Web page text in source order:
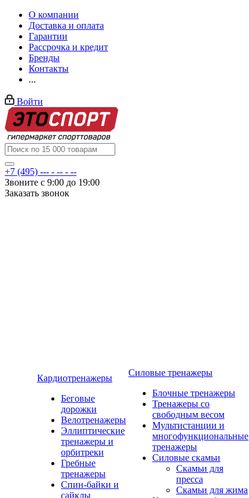
О компании
Доставка и оплата
Гарантии
Рассрочка и кредит
Бренды
Контакты
...
Войти
+7 (495) --- - -- - --
Звоните с 9:00 до 19:00
Заказать звонок
Кардиотренажеры
Беговые
дорожки
Велотренажеры
Эллиптические
тренажеры и
орбитреки
Гребные
тренажеры
Спин-байки и
сайклы
Силовые тренажеры
Блочные тренажеры
Тренажеры со
свободным весом
Мультистанции и
многофункциональные
тренажеры
Силовые скамьи
Скамьи для
пресса
Скамьи для жима